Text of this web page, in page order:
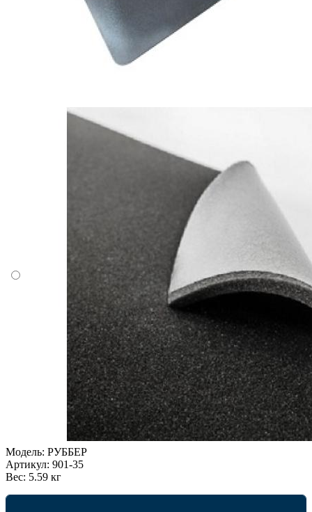
Модель: РУББЕР
Артикул: 901-35
Вес: 5.59 кг